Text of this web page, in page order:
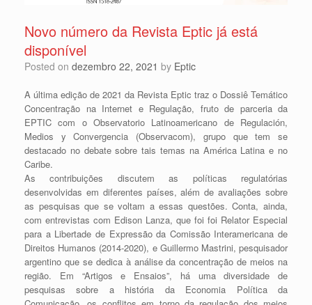
Novo número da Revista Eptic já está
disponível
Posted on dezembro 22, 2021 by Eptic
A última edição de 2021 da Revista Eptic traz o Dossiê Temático
Concentração na Internet e Regulação, fruto de parceria da
EPTIC com o Observatorio Latinoamericano de Regulación,
Medios y Convergencia (Observacom), grupo que tem se
destacado no debate sobre tais temas na América Latina e no
Caribe.
As contribuições discutem as políticas regulatórias
desenvolvidas em diferentes países, além de avaliações sobre
as pesquisas que se voltam a essas questões. Conta, ainda,
com entrevistas com Edison Lanza, que foi foi Relator Especial
para a Libertade de Expressão da Comissão Interamericana de
Direitos Humanos (2014-2020), e Guillermo Mastrini, pesquisador
argentino que se dedica à análise da concentração de meios na
região. Em “Artigos e Ensaios”, há uma diversidade de
pesquisas sobre a história da Economia Política da